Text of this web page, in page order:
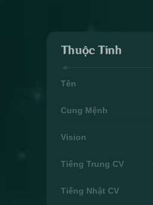
Thuộc Tính
Tên
Cung Mệnh
Vision
Tiếng Trung CV
Tiếng Nhật CV